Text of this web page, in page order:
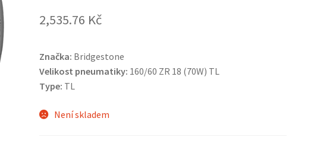
2,535.76 Kč
Značka: Bridgestone
Velikost pneumatiky: 160/60 ZR 18 (70W) TL
Type: TL
Není skladem